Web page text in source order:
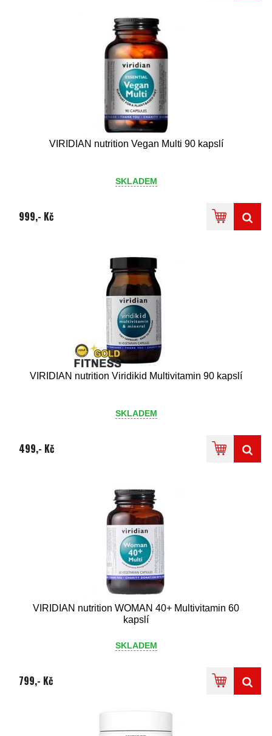
VIRIDIAN nutrition Vegan Multi 90 kapslí
SKLADEM
999,- Kč
VIRIDIAN nutrition Viridikid Multivitamin 90 kapslí
SKLADEM
499,- Kč
VIRIDIAN nutrition WOMAN 40+ Multivitamin 60
kapslí
SKLADEM
799,- Kč